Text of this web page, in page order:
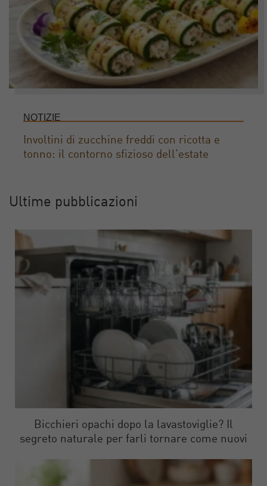
NOTIZIE
Involtini di zucchine freddi con ricotta e
tonno: il contorno sfizioso dell’estate
Ultime pubblicazioni
Bicchieri opachi dopo la lavastoviglie? Il
segreto naturale per farli tornare come nuovi